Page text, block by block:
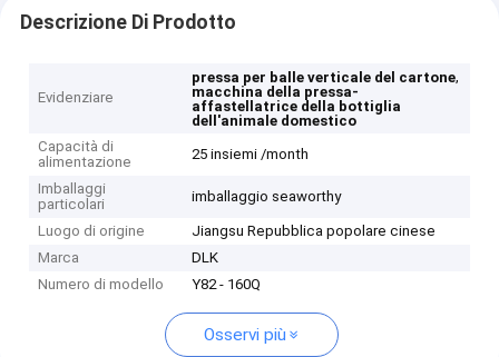
Descrizione Di Prodotto
Evidenziare
pressa per balle verticale del cartone,
macchina della pressa-
affastellatrice della bottiglia
dell'animale domestico
Capacità di
alimentazione
25 insiemi /month
Imballaggi
particolari
imballaggio seaworthy
Luogo di origine
Jiangsu Repubblica popolare cinese
Marca
DLK
Numero di modello
Y82 - 160Q
Osservi più